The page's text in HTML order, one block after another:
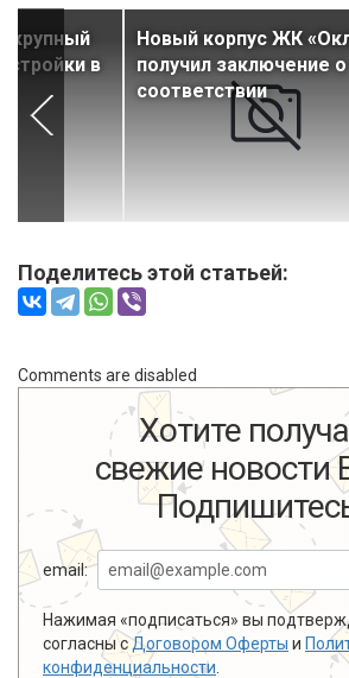
крупный
в
Новый корпус ЖК
получил заключение о
соответствии
Поделитесь этой статьей:
Comments are disabled
Хотите
свежие новости
email:
Нажимая «подписаться» вы
согласны сДоговором Оферты и
конфиденциальности